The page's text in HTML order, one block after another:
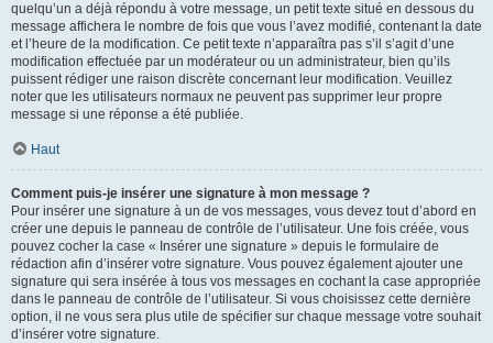
quelqu’un a déjà répondu à votre message, un petit texte situé en dessous du
message affichera le nombre de fois que vous l’avez modifié, contenant la date
et l’heure de la modification. Ce petit texte n’apparaîtra pas s’il s’agit d’une
modification effectuée par un modérateur ou un administrateur, bien qu’ils
puissent rédiger une raison discrète concernant leur modification. Veuillez
noter que les utilisateurs normaux ne peuvent pas supprimer leur propre
message si une réponse a été publiée.
Haut
Comment puis-je insérer une signature à mon message ?
Pour insérer une signature à un de vos messages, vous devez tout d’abord en
créer une depuis le panneau de contrôle de l’utilisateur. Une fois créée, vous
pouvez cocher la case « Insérer une signature » depuis le formulaire de
rédaction afin d’insérer votre signature. Vous pouvez également ajouter une
signature qui sera insérée à tous vos messages en cochant la case appropriée
dans le panneau de contrôle de l’utilisateur. Si vous choisissez cette dernière
option, il ne vous sera plus utile de spécifier sur chaque message votre souhait
d’insérer votre signature.